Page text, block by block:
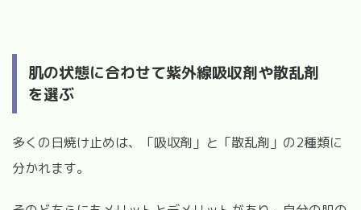
肌の状態に合わせて紫外線吸収剤や散乱剤
を選ぶ
多くの日焼け止めは、「吸収剤」と「散乱剤」の2種類に
分かれます。